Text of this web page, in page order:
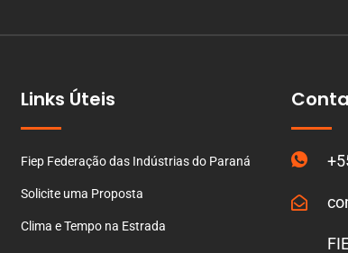
Links Úteis
Fiep Federação das Indústrias do Paraná
Solicite uma Proposta
Clima e Tempo na Estrada